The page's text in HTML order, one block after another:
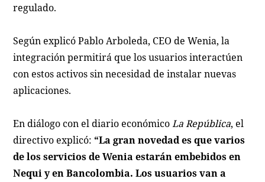
regulado.
Según explicó Pablo Arboleda, CEO de Wenia, la
integración permitirá que los usuarios interactúen
con estos activos sin necesidad de instalar nuevas
aplicaciones.
En diálogo con el diario económicoLa República, el
directivo explicó: “La gran novedad es que varios
de los servicios de Wenia estarán embebidos en
Nequi y en Bancolombia. Los usuarios van a